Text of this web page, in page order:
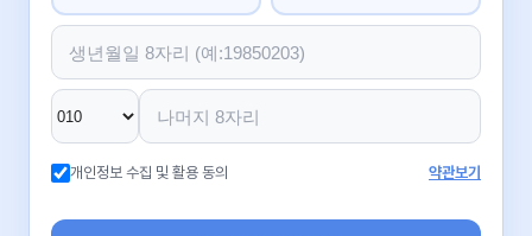
개인정보 수집 및 활용 동의 약관보기